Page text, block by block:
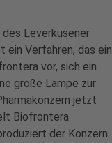
des Leverkusener
Verfahren, das ein
vor, sich ein
große Lampe zur
jetzt
Biofrontera
der Konzern